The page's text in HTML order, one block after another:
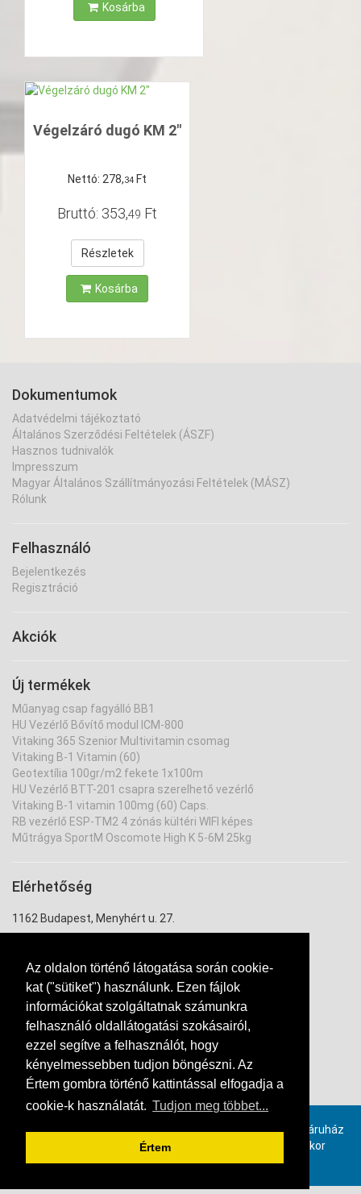
Az oldalon történő látogatása során cookie-
kat ("sütiket") használunk. Ezen fájlok
információkat szolgáltatnak számunkra
felhasználó oldallátogatási szokásairól,
ezzel segítve a felhasználót, hogy
kényelmessebben tudjon böngészni. Az
Értem gombra történő kattintással elfogadja a
cookie-k használatát. Tudjon meg többet...
Értem
Kosárba
Végelzáró dugó KM 2"
Nettó: 278,34 Ft
Bruttó: 353,49 Ft
Részletek
Kosárba
Dokumentumok
Adatvédelmi tájékoztató
Általános Szerződési Feltételek (ÁSZF)
Hasznos tudnivalók
Impresszum
Magyar Általános Szállítmányozási Feltételek (MÁSZ)
Rólunk
Felhasználó
Bejelentkezés
Regisztráció
Akciók
Új termékek
Műanyag csap fagyálló BB1
HU Vezérlő Bővítő modul ICM-800
Vitaking 365 Szenior Multivitamin csomag
Vitaking B-1 Vitamin (60)
Geotextília 100gr/m2 fekete 1x100m
HU Vezérlő BTT-201 csapra szerelhető vezérlő
Vitaking B-1 vitamin 100mg (60) Caps.
RB vezérlő ESP-TM2 4 zónás kültéri WIFI képes
Műtrágya SportM Oscomote High K 5-6M 25kg
Elérhetőség
1162 Budapest, Menyhért u. 27.
+36 20 334 7943
Provimax számlázó szoftverrel, online összekötött webáruház
rendszer. Ha ön is szeretne hasonló webáruházat, akkor
kattintson ide!